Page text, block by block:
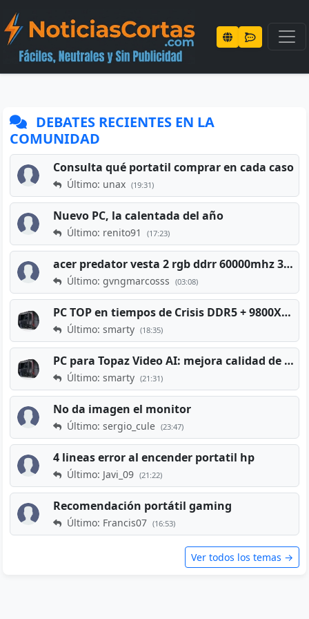
DEBATES RECIENTES EN LA
COMUNIDAD
Consulta qué portatil comprar en cada caso
Último: unax (19:31)
Nuevo PC, la calentada del año
Último: renito91 (17:23)
acer predator vesta 2 rgb ddrr 60000mhz 32gb x2 16gb
Último: gvngmarcosss (03:08)
PC TOP en tiempos de Crisis DDR5 + 9800X3D + RTX 5080 [2026][2400€]
Último: smarty (18:35)
PC para Topaz Video AI: mejora calidad de vídeos viejos
Último: smarty (21:31)
No da imagen el monitor
Último: sergio_cule (23:47)
4 lineas error al encender portatil hp
Último: Javi_09 (21:22)
Recomendación portátil gaming
Último: Francis07 (16:53)
Ver todos los temas →